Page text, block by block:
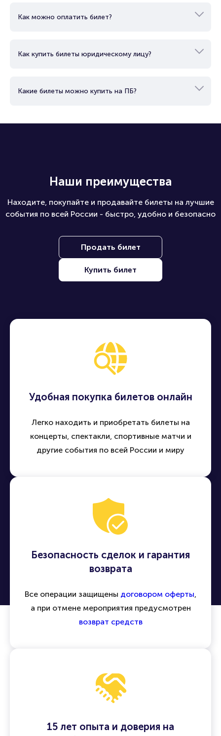
Как можно оплатить билет?
Как купить билеты юридическому лицу?
Какие билеты можно купить на ПБ?
Наши преимущества
Находите, покупайте и продавайте билеты на лучшие
события по всей России - быстро, удобно и безопасно
Продать билет
Купить билет
Удобная покупка билетов онлайн
Легко находить и приобретать билеты на
концерты, спектакли, спортивные матчи и
другие события по всей России и миру
Безопасность сделок и гарантия
возврата
Все операции защищены договором оферты,
а при отмене мероприятия предусмотрен
возврат средств
15 лет опыта и доверия на